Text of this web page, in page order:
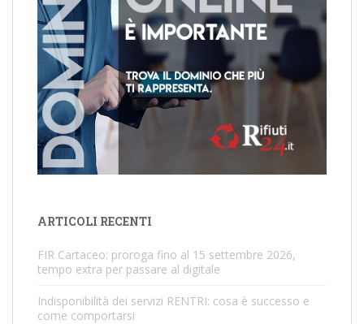
ARTICOLI RECENTI
FIR Cartaceo: proroga fino al 15 settembre 2026,
tempo extra per passare al digitale
Indisponibilità dei servizi RENTRI: cosa è successo e
come comportarsi